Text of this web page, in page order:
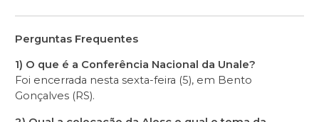
Perguntas Frequentes
1) O que é a Conferência Nacional da Unale?
Foi encerrada nesta sexta-feira (5), em Bento
Gonçalves (RS).